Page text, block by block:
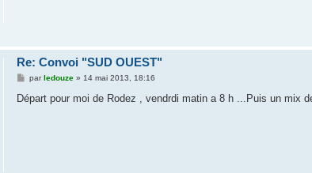
Re: Convoi "SUD OUEST"
M
s
s
parledouze» 14 mai 2013, 18:16
Départ pour moi de Rodez , vendrdi matin a 8 h ...Puis un mix